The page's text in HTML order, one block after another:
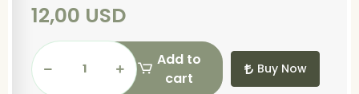
12,00 USD
Add to
cart
Buy Now